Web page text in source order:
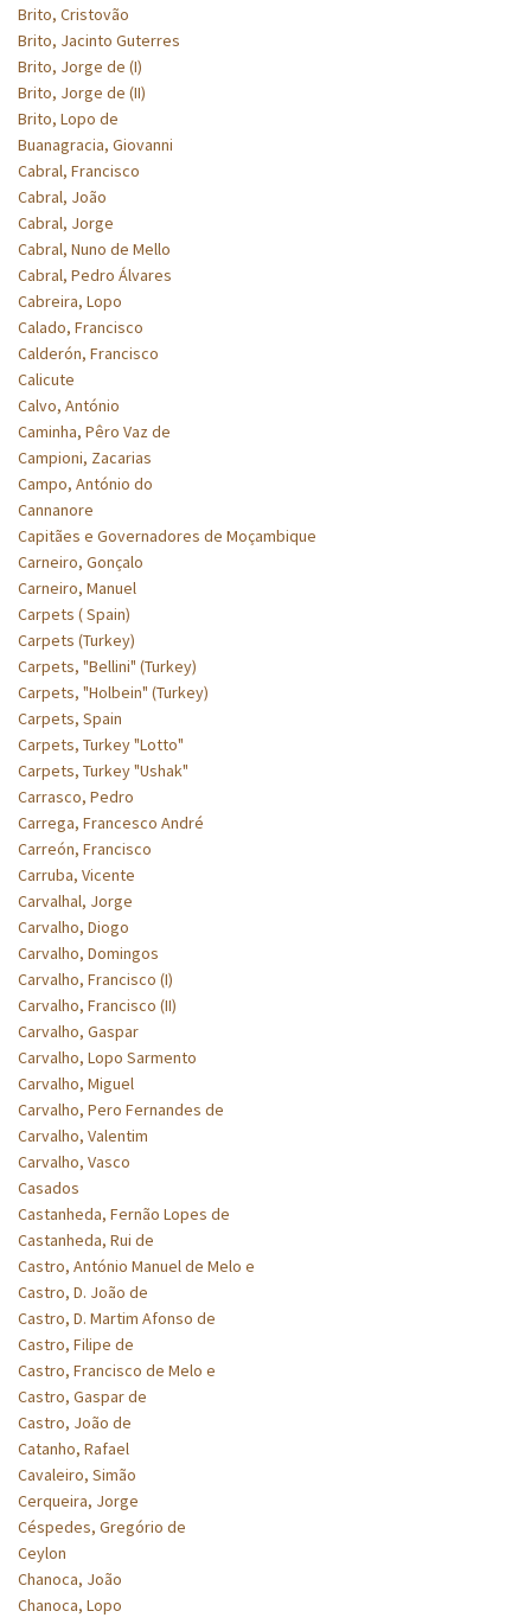
Brito, Cristovão
Brito, Jacinto Guterres
Brito, Jorge de (I)
Brito, Jorge de (II)
Brito, Lopo de
Buanagracia, Giovanni
Cabral, Francisco
Cabral, João
Cabral, Jorge
Cabral, Nuno de Mello
Cabral, Pedro Álvares
Cabreira, Lopo
Calado, Francisco
Calderón, Francisco
Calicute
Calvo, António
Caminha, Pêro Vaz de
Campioni, Zacarias
Campo, António do
Cannanore
Capitães e Governadores de Moçambique
Carneiro, Gonçalo
Carneiro, Manuel
Carpets ( Spain)
Carpets (Turkey)
Carpets, "Bellini" (Turkey)
Carpets, "Holbein" (Turkey)
Carpets, Spain
Carpets, Turkey "Lotto"
Carpets, Turkey "Ushak"
Carrasco, Pedro
Carrega, Francesco André
Carreón, Francisco
Carruba, Vicente
Carvalhal, Jorge
Carvalho, Diogo
Carvalho, Domingos
Carvalho, Francisco (I)
Carvalho, Francisco (II)
Carvalho, Gaspar
Carvalho, Lopo Sarmento
Carvalho, Miguel
Carvalho, Pero Fernandes de
Carvalho, Valentim
Carvalho, Vasco
Casados
Castanheda, Fernão Lopes de
Castanheda, Rui de
Castro, António Manuel de Melo e
Castro, D. João de
Castro, D. Martim Afonso de
Castro, Filipe de
Castro, Francisco de Melo e
Castro, Gaspar de
Castro, João de
Catanho, Rafael
Cavaleiro, Simão
Cerqueira, Jorge
Céspedes, Gregório de
Ceylon
Chanoca, João
Chanoca, Lopo